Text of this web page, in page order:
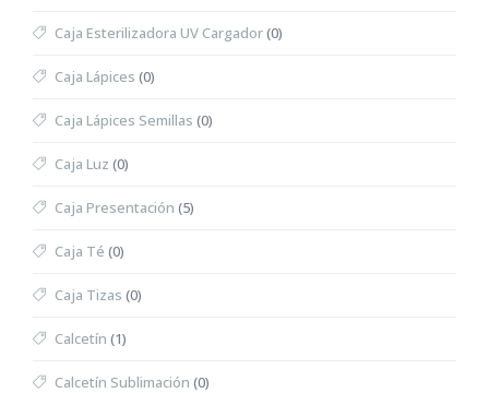
Caja Esterilizadora UV Cargador(0)
Caja Lápices (0)
Caja Lápices Semillas (0)
Caja Luz (0)
Caja Presentación (5)
Caja Té (0)
Caja Tizas (0)
Calcetín (1)
Calcetín Sublimación (0)